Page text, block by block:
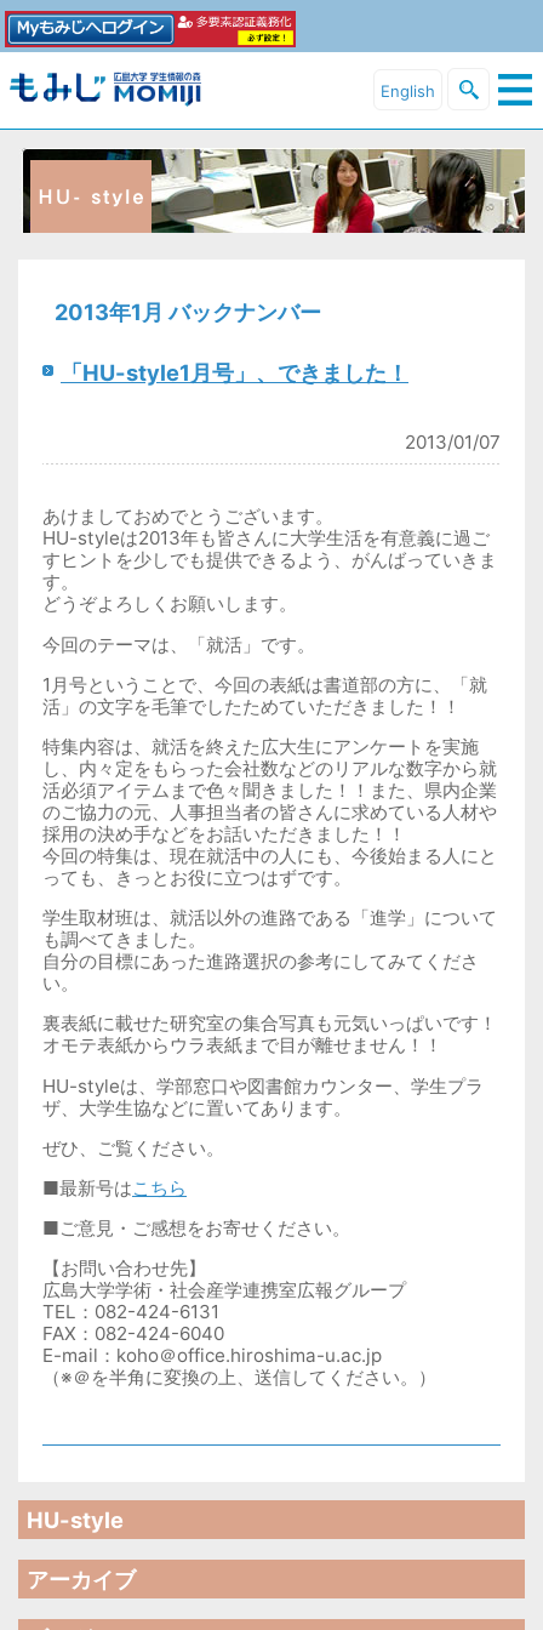
English
2013年1月 バックナンバー
「HU-style1月号」、できました！
2013/01/07
あけましておめでとうございます。
HU-styleは2013年も皆さんに大学生活を有意義に過ご
すヒントを少しでも提供できるよう、がんばっていきま
す。
どうぞよろしくお願いします。
今回のテーマは、「就活」です。
1月号ということで、今回の表紙は書道部の方に、「就
活」の文字を毛筆でしたためていただきました！！
特集内容は、就活を終えた広大生にアンケートを実施
し、内々定をもらった会社数などのリアルな数字から就
活必須アイテムまで色々聞きました！！また、県内企業
のご協力の元、人事担当者の皆さんに求めている人材や
採用の決め手などをお話いただきました！！
今回の特集は、現在就活中の人にも、今後始まる人にと
っても、きっとお役に立つはずです。
学生取材班は、就活以外の進路である「進学」について
も調べてきました。
自分の目標にあった進路選択の参考にしてみてくださ
い。
裏表紙に載せた研究室の集合写真も元気いっぱいです！
オモテ表紙からウラ表紙まで目が離せません！！
HU-styleは、学部窓口や図書館カウンター、学生プラ
ザ、大学生協などに置いてあります。
ぜひ、ご覧ください。
■最新号はこちら
■ご意見・ご感想をお寄せください。
【お問い合わせ先】
広島大学学術・社会産学連携室広報グループ
TEL：082-424-6131
FAX：082-424-6040
E-mail：koho＠office.hiroshima-u.ac.jp
（※＠を半角に変換の上、送信してください。）
HU-style
アーカイブ